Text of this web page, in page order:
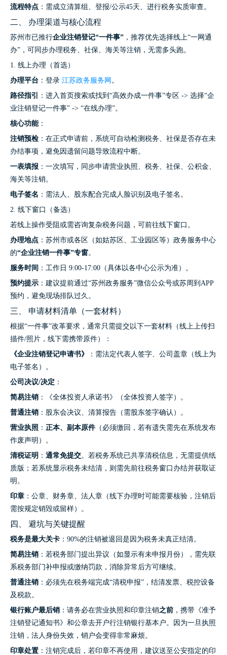
流程特点 ：需成立清算组、登报/公示45天、进行税务实质审查。
二、 办理渠道与核心流程
苏州市已推行企业注销登记“一件事” ，推荐优先选择线上“一网通
办”，可同步办理税务、社保、海关等注销，无需多头跑。
1. 线上办理（首选）
办理平台 ：登录 江苏政务服务网 。
路径指引
：进入首页搜索或找到“高效办成一件事”专区 -> 选择“企
业注销登记一件事” -> “在线办理”。
核心功能：
注销预检：在正式申请前，系统可自动检测税务、社保是否存在未
办结事项，避免因遗留问题导致流程中断。
一表填报 ：一次填写，同步申请营业执照、税务、社保、公积金、
海关等注销。
电子签名 ：需法人、股东配合完成人脸识别及电子签名。
2. 线下窗口（备选）
若线上操作受阻或需咨询复杂税务问题，可前往线下窗口。
办理地点 ：苏州市或各区（如姑苏区、工业园区等）政务服务中心
的“企业注销一件事”专窗。
服务时间 ：工作日 9:00-17:00（具体以各中心公示为准）。
预约提示 ：建议提前通过“苏州政务服务”微信公众号或苏周到APP
预约，避免现场排队过久。
三、 申请材料清单（一套材料）
根据“一件事”改革要求，通常只需提交以下一套材料（线上上传扫
描件/照片，线下需携带原件）：
《企业注销登记申请书》
：需法定代表人签字、公司盖章（线上为
电子签名）。
公司决议/决定 ：
简易注销 ：《全体投资人承诺书》（全体投资人签字）。
普通注销 ：股东会决议、清算报告（需股东签字确认）。
营业执照 ： 正本、副本原件（必须缴回，若有遗失需先在系统发布
作废声明）。
清税证明 ： 通常免提交。若税务系统已共享清税信息，无需提供纸
质版；若系统显示税务未结清，则需先前往税务窗口办结并获取证
明。
印章 ：公章、财务章、法人章（线下办理时可能需要核验，注销后
需按规定销毁或留样）。
四、 避坑与关键提醒
税务是最大关卡 ：90%的注销被退回是因为税务未真正结清。
简易注销 ：若税务部门提出异议（如显示有未申报月份），需先联
系税务部门补申报或缴纳罚款，消除异常后方可继续。
普通注销 ：必须先在税务端完成“清税申报”，结清发票、税控设备
及税款。
银行账户最后销 ：请务必在营业执照和印章注销之前 ，携带《准予
注销登记通知书》和公章去开户行注销银行基本户。因为一旦执照
注销，法人身份失效，销户会变得非常麻烦。
印章处置 ：注销完成后，若印章不再使用，建议送至公安指定的印